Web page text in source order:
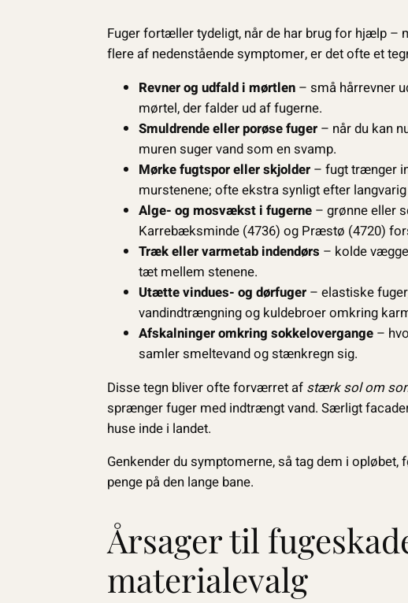
Fuger fortæller tydeligt, når de har brug for hjælp –
flere af nedenstående symptomer, er det ofte et
Revner og udfald i mørtlen – små hårrevner
mørtel, der falder ud af fugerne.
Smuldrende eller porøse fuger – når du kan
muren suger vand som en svamp.
Mørke fugtspor eller skjolder – fugt trænger
murstenene; ofte ekstra synligt efter
Alge- og mosvækst i fugerne – grønne eller
Karrebæksminde (4736) og Præstø (4720)
Træk eller varmetab indendørs – kolde
tæt mellem stenene.
Utætte vindues- og dørfuger – elastiske
vandindtrængning og kuldebroer omkring
Afskalninger omkring sokkelovergange –
samler smeltevand og stænkregn sig.
Disse tegn bliver ofte forværret af stærk sol om
sprænger fuger med indtrængt vand. Særligt
huse inde i landet.
Genkender du symptomerne, så tag dem i
penge på den lange bane.
Årsager til
materialevalg